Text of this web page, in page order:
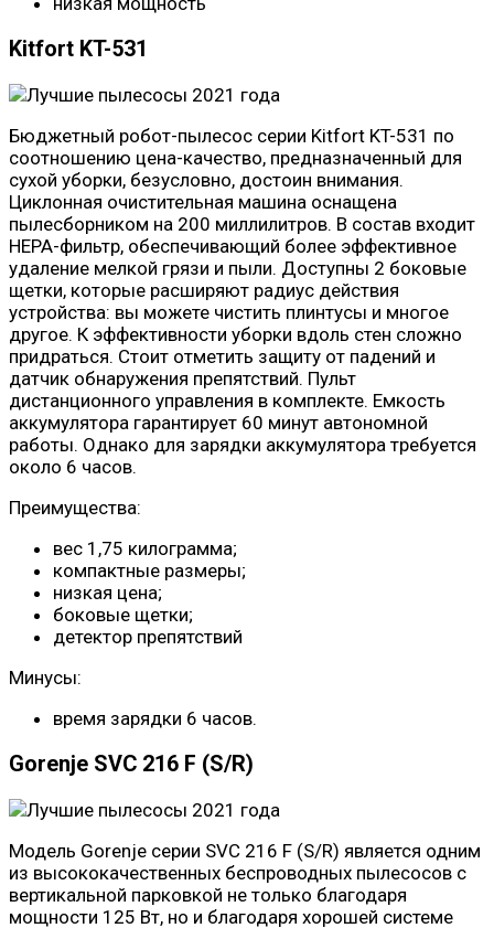
Kitfort KT-531
Бюджетный робот-пылесос серии Kitfort KT-531 по
соотношению цена-качество, предназначенный для
сухой уборки, безусловно, достоин внимания.
Циклонная очистительная машина оснащена
пылесборником на 200 миллилитров. В состав входит
НЕРА-фильтр, обеспечивающий более эффективное
удаление мелкой грязи и пыли. Доступны 2 боковые
щетки, которые расширяют радиус действия
устройства: вы можете чистить плинтусы и многое
другое. К эффективности уборки вдоль стен сложно
придраться. Стоит отметить защиту от падений и
датчик обнаружения препятствий. Пульт
дистанционного управления в комплекте. Емкость
аккумулятора гарантирует 60 минут автономной
работы. Однако для зарядки аккумулятора требуется
около 6 часов.
Преимущества:
вес 1,75 килограмма;
компактные размеры;
низкая цена;
боковые щетки;
детектор препятствий
Минусы:
время зарядки 6 часов.
Gorenje SVC 216 F (S/R)
Модель Gorenje серии SVC 216 F (S/R) является одним
из высококачественных беспроводных пылесосов с
вертикальной парковкой не только благодаря
мощности 125 Вт, но и благодаря хорошей системе